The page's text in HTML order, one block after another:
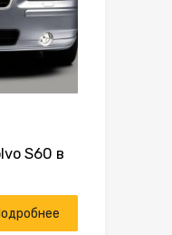
S60 в